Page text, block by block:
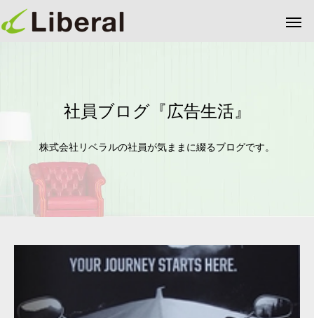
社員ブログ『広告生活』
株式会社リベラルの社員が気ままに綴るブログです。